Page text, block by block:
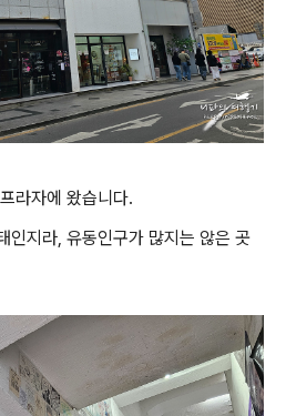
라자에 왔습니다.
인지라, 유동인구가 많지는 않은 곳